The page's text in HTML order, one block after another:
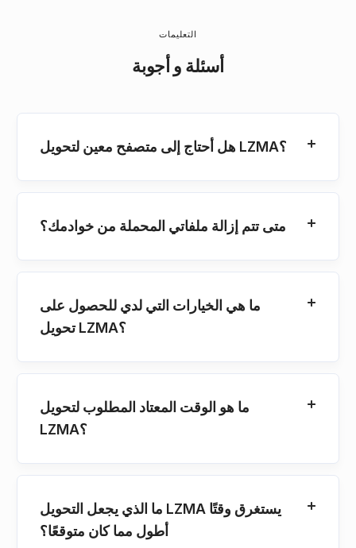
التعليمات
أسئلة و أجوبة
هل أحتاج إلى متصفح معين لتحويل LZMA؟
متى تتم إزالة ملفاتي المحملة من خوادمك؟
ما هي الخيارات التي لدي للحصول على
تحويل LZMA؟
ما هو الوقت المعتاد المطلوب لتحويل
LZMA؟
ما الذي يجعل التحويل LZMA يستغرق وقتًا
أطول مما كان متوقعًا؟